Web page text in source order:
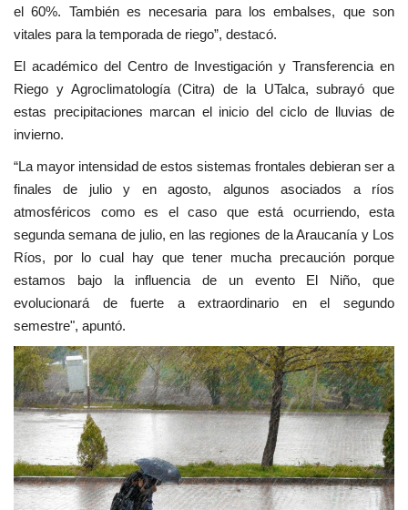
el 60%. También es necesaria para los embalses, que son
vitales para la temporada de riego”, destacó.
El académico del Centro de Investigación y Transferencia en
Riego y Agroclimatología (Citra) de la UTalca, subrayó que
estas precipitaciones marcan el inicio del ciclo de lluvias de
invierno.
“La mayor intensidad de estos sistemas frontales debieran ser a
finales de julio y en agosto, algunos asociados a ríos
atmosféricos como es el caso que está ocurriendo, esta
segunda semana de julio, en las regiones de la Araucanía y Los
Ríos, por lo cual hay que tener mucha precaución porque
estamos bajo la influencia de un evento El Niño, que
evolucionará de fuerte a extraordinario en el segundo
semestre", apuntó.